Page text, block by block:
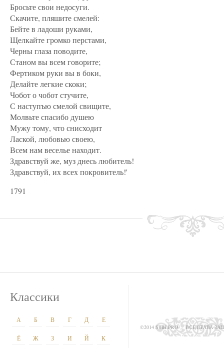
Бросьте свои недосуги.
Скачите, пляшите смелей:
Бейте в ладоши руками,
Щелкайте громко перстами,
Черны глаза поводите,
Станом вы всем говорите;
Фертиком руки вы в боки,
Делайте легкие скоки;
Чобот о чобот стучите,
С наступъю смелой свищите,
Молвьте спасибо душею
Мужу тому, что снисходит
Лаской, любовью своею,
Всем нам веселье находит.
Здравствуй же, муз днесь любитель!
Здравствуй, их всех покровитель!'
1791
Классики
А Б В Г Д Е
Ё Ж З И Й К
©2014 STIH.PRO ВСЕ ПРАВА